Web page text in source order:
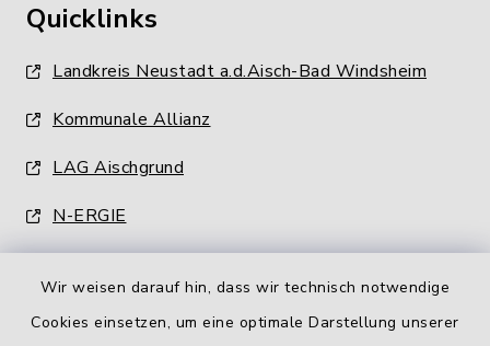
Wir weisen darauf hin, dass wir technisch notwendige
Cookies einsetzen, um eine optimale Darstellung unserer
Quicklinks
Landkreis Neustadt a.d.Aisch-Bad Windsheim
Kommunale Allianz
LAG Aischgrund
N-ERGIE